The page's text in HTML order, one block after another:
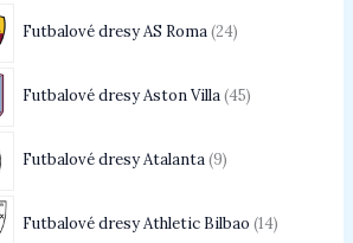
Futbalové dresy AS Roma 24
Futbalové dresy Aston Villa 45
Futbalové dresy Atalanta 9
Futbalové dresy Athletic Bilbao 14